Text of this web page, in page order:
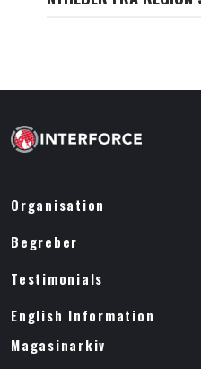
Organisation
Begreber
Testimonials
English Information
Magasinarkiv